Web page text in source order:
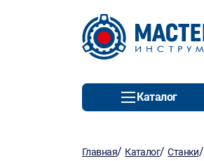
Каталог
Главная/ Каталог/Станки/